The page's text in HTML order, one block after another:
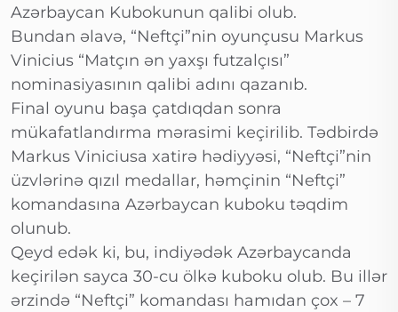
Azərbaycan Kubokunun qalibi olub.
Bundan əlavə, “Neftçi”nin oyunçusu Markus
Vinicius “Matçın ən yaxşı futzalçısı”
nominasiyasının qalibi adını qazanıb.
Final oyunu başa çatdıqdan sonra
mükafatlandırma mərasimi keçirilib. Tədbirdə
Markus Viniciusa xatirə hədiyyəsi, “Neftçi”nin
üzvlərinə qızıl medallar, həmçinin “Neftçi”
komandasına Azərbaycan kuboku təqdim
olunub.
Qeyd edək ki, bu, indiyədək Azərbaycanda
keçirilən sayca 30-cu ölkə kuboku olub. Bu illər
ərzində “Neftçi” komandası hamıdan çox – 7